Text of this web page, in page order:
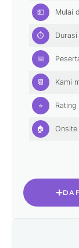
💵 Mulai
⏱
📅
📆 Kami
⭐ Rating
🏠 Onsite